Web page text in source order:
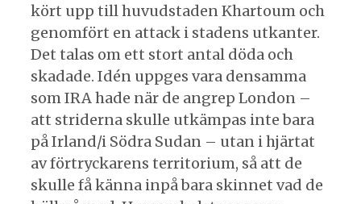
kört upp till huvudstaden Khartoum och
genomfört en attack i stadens utkanter.
Det talas om ett stort antal döda och
skadade. Idén uppges vara densamma
som IRA hade när de angrep London –
att striderna skulle utkämpas inte bara
på Irland/i Södra Sudan – utan i hjärtat
av förtryckarens territorium, så att de
skulle få känna inpå bara skinnet vad de